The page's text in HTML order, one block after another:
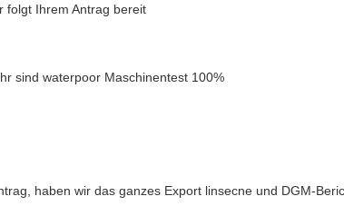
folgt Ihrem Antrag bereit
sind waterpoor Maschinentest 100%
haben wir das ganzes Export linsecne und DGM-